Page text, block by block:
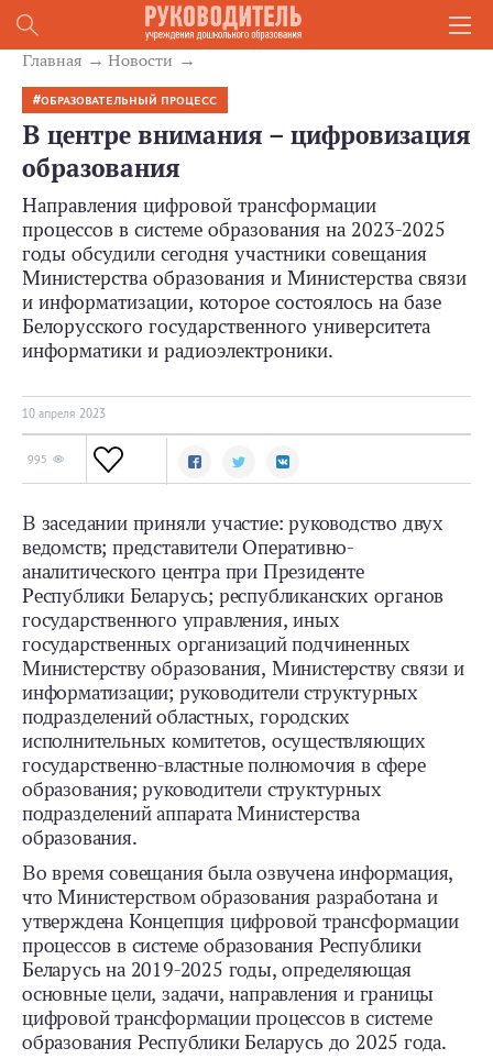
Главная Новости
ОБРАЗОВАТЕЛЬНЫЙ ПРОЦЕСС
В центре внимания – цифровизация
образования
Направления цифровой трансформации
процессов в системе образования на 2023-2025
годы обсудили сегодня участники совещания
Министерства образования и Министерства связи
и информатизации, которое состоялось на базе
Белорусского государственного университета
информатики и радиоэлектроники.
10 апреля 2023
995
В заседании приняли участие: руководство двух
ведомств; представители Оперативно-
аналитического центра при Президенте
Республики Беларусь; республиканских органов
государственного управления, иных
государственных организаций подчиненных
Министерству образования, Министерству связи и
информатизации; руководители структурных
подразделений областных, городских
исполнительных комитетов, осуществляющих
государственно-властные полномочия в сфере
образования; руководители структурных
подразделений аппарата Министерства
образования.
Во время совещания была озвучена информация,
что Министерством образования разработана и
утверждена Концепция цифровой трансформации
процессов в системе образования Республики
Беларусь на 2019-2025 годы, определяющая
основные цели, задачи, направления и границы
цифровой трансформации процессов в системе
образования Республики Беларусь до 2025 года.